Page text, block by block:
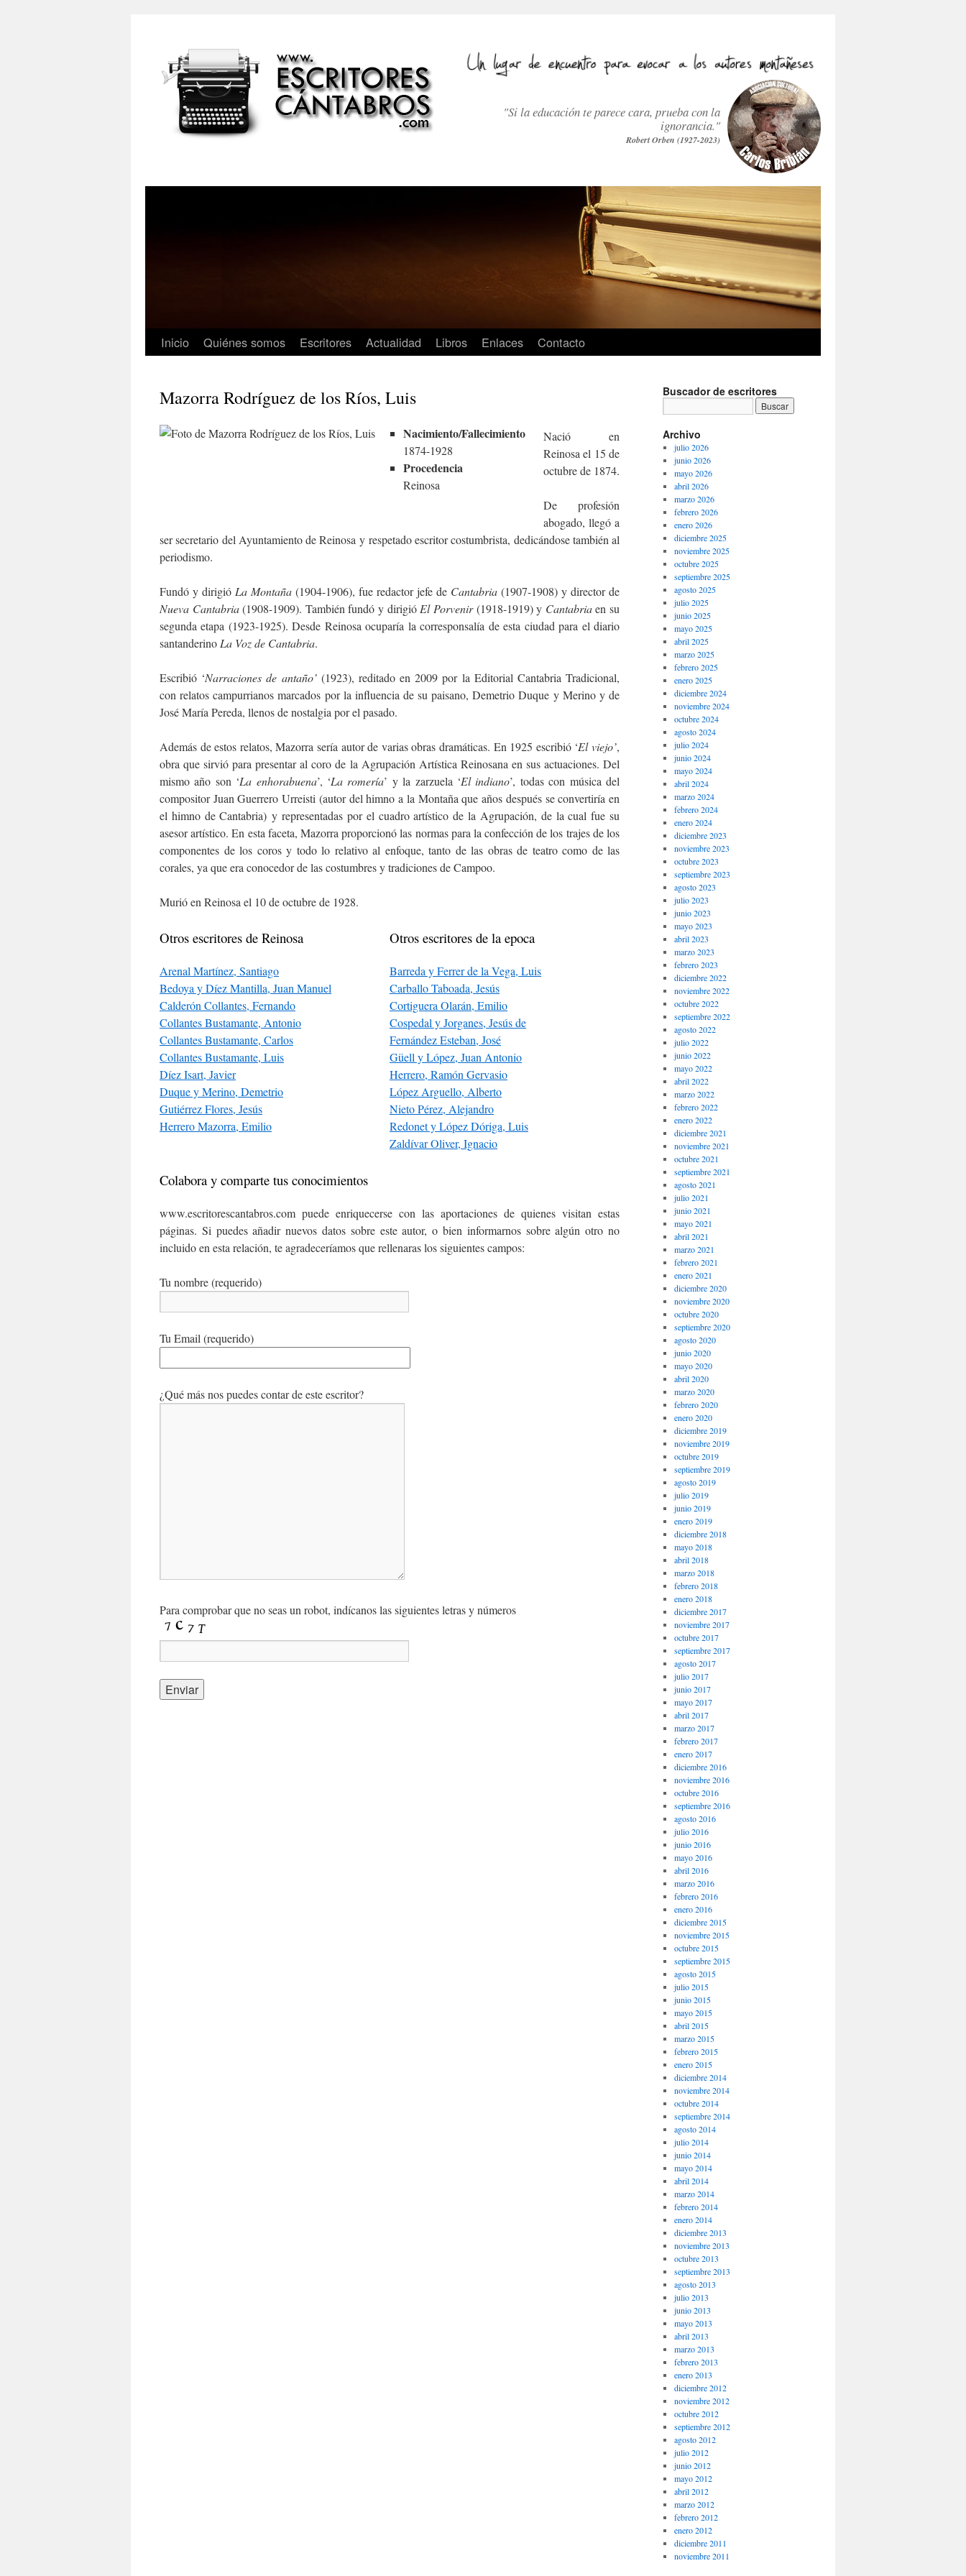
"Si la educación te parece cara, prueba con la
ignorancia."
Robert Orben (1927-2023)
Inicio Quiénes somos Escritores Actualidad Libros Enlaces Contacto
Mazorra Rodríguez de los Ríos, Luis
Nacimiento/Fallecimiento
1874-1928
Procedencia
Reinosa
Nació en
Reinosa el 15 de
octubre de 1874.
De profesión
abogado, llegó a
ser secretario del Ayuntamiento de Reinosa y respetado escritor costumbrista, dedicándose también al
periodismo.
Fundó y dirigió La Montaña (1904-1906), fue redactor jefe de Cantabria (1907-1908) y director de
Nueva Cantabria(1908-1909). También fundó y dirigió El Porvenir(1918-1919) y Cantabriaen su
segunda etapa (1923-1925). Desde Reinosa ocuparía la corresponsalía de esta ciudad para el diario
santanderino La Voz de Cantabria.
Escribió ‘Narraciones de antaño’(1923), reditado en 2009 por la Editorial Cantabria Tradicional,
con relatos campurrianos marcados por la influencia de su paisano, Demetrio Duque y Merino y de
José María Pereda, llenos de nostalgia por el pasado.
Además de estos relatos, Mazorra sería autor de varias obras dramáticas. En 1925 escribió ‘El viejo’,
obra que sirvió para presentar al coro de la Agrupación Artística Reinosana en sus actuaciones. Del
mismo año son ‘La enhorabuena’, ‘La romería’ y la zarzuela ‘El indiano’, todas con música del
compositor Juan Guerrero Urreisti (autor del himno a la Montaña que años después se convertiría en
el himno de Cantabria) y representadas por el cuadro artístico de la Agrupación, de la cual fue su
asesor artístico. En esta faceta, Mazorra proporcionó las normas para la confección de los trajes de los
componentes de los coros y todo lo relativo al enfoque, tanto de las obras de teatro como de las
corales, ya que era conocedor de las costumbres y tradiciones de Campoo.
Murió en Reinosa el 10 de octubre de 1928.
Otros escritores de Reinosa
Arenal Martínez, Santiago
Bedoya y Díez Mantilla, Juan Manuel
Calderón Collantes, Fernando
Collantes Bustamante, Antonio
Collantes Bustamante, Carlos
Collantes Bustamante, Luis
Díez Isart, Javier
Duque y Merino, Demetrio
Gutiérrez Flores, Jesús
Herrero Mazorra, Emilio
Otros escritores de la epoca
Barreda y Ferrer de la Vega, Luis
Carballo Taboada, Jesús
Cortiguera Olarán, Emilio
Cospedal y Jorganes, Jesús de
Fernández Esteban, José
Güell y López, Juan Antonio
Herrero, Ramón Gervasio
López Arguello, Alberto
Nieto Pérez, Alejandro
Redonet y López Dóriga, Luis
Zaldívar Oliver, Ignacio
Colabora y comparte tus conocimientos
www.escritorescantabros.com puede enriquecerse con las aportaciones de quienes visitan estas
páginas. Si puedes añadir nuevos datos sobre este autor, o bien informarnos sobre algún otro no
incluido en esta relación, te agradeceríamos que rellenaras los siguientes campos:
Tu nombre (requerido)
Tu Email (requerido)
¿Qué más nos puedes contar de este escritor?
Para comprobar que no seas un robot, indícanos las siguientes letras y números
Buscador de escritores
Archivo
julio 2026
junio 2026
mayo 2026
abril 2026
marzo 2026
febrero 2026
enero 2026
diciembre 2025
noviembre 2025
octubre 2025
septiembre 2025
agosto 2025
julio 2025
junio 2025
mayo 2025
abril 2025
marzo 2025
febrero 2025
enero 2025
diciembre 2024
noviembre 2024
octubre 2024
agosto 2024
julio 2024
junio 2024
mayo 2024
abril 2024
marzo 2024
febrero 2024
enero 2024
diciembre 2023
noviembre 2023
octubre 2023
septiembre 2023
agosto 2023
julio 2023
junio 2023
mayo 2023
abril 2023
marzo 2023
febrero 2023
diciembre 2022
noviembre 2022
octubre 2022
septiembre 2022
agosto 2022
julio 2022
junio 2022
mayo 2022
abril 2022
marzo 2022
febrero 2022
enero 2022
diciembre 2021
noviembre 2021
octubre 2021
septiembre 2021
agosto 2021
julio 2021
junio 2021
mayo 2021
abril 2021
marzo 2021
febrero 2021
enero 2021
diciembre 2020
noviembre 2020
octubre 2020
septiembre 2020
agosto 2020
junio 2020
mayo 2020
abril 2020
marzo 2020
febrero 2020
enero 2020
diciembre 2019
noviembre 2019
octubre 2019
septiembre 2019
agosto 2019
julio 2019
junio 2019
enero 2019
diciembre 2018
mayo 2018
abril 2018
marzo 2018
febrero 2018
enero 2018
diciembre 2017
noviembre 2017
octubre 2017
septiembre 2017
agosto 2017
julio 2017
junio 2017
mayo 2017
abril 2017
marzo 2017
febrero 2017
enero 2017
diciembre 2016
noviembre 2016
octubre 2016
septiembre 2016
agosto 2016
julio 2016
junio 2016
mayo 2016
abril 2016
marzo 2016
febrero 2016
enero 2016
diciembre 2015
noviembre 2015
octubre 2015
septiembre 2015
agosto 2015
julio 2015
junio 2015
mayo 2015
abril 2015
marzo 2015
febrero 2015
enero 2015
diciembre 2014
noviembre 2014
octubre 2014
septiembre 2014
agosto 2014
julio 2014
junio 2014
mayo 2014
abril 2014
marzo 2014
febrero 2014
enero 2014
diciembre 2013
noviembre 2013
octubre 2013
septiembre 2013
agosto 2013
julio 2013
junio 2013
mayo 2013
abril 2013
marzo 2013
febrero 2013
enero 2013
diciembre 2012
noviembre 2012
octubre 2012
septiembre 2012
agosto 2012
julio 2012
junio 2012
mayo 2012
abril 2012
marzo 2012
febrero 2012
enero 2012
diciembre 2011
noviembre 2011